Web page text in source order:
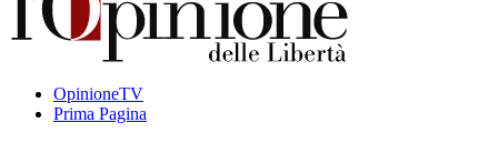
OpinioneTV
Prima Pagina